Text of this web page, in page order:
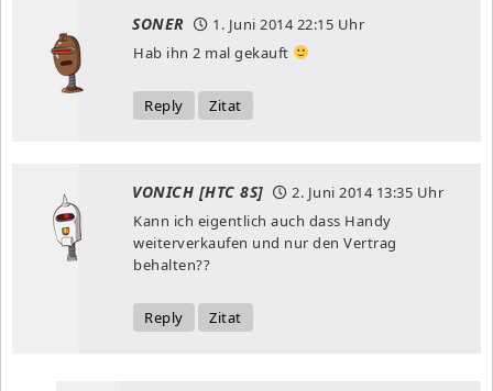
SONER 1. Juni 201422:15 Uhr
Hab ihn 2 mal gekauft
Reply Zitat
VONICH [HTC 8S] 2. Juni 201413:35 Uhr
Kann ich eigentlich auch dass Handy
weiterverkaufen und nur den Vertrag
behalten??
Reply Zitat